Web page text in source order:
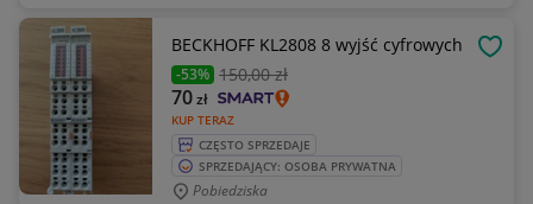
BECKHOFF KL2808 8 wyjść cyfrowych
-53% 150,00 zł
KUP TERAZ
70zł
CZĘSTO SPRZEDAJE
SPRZEDAJĄCY: OSOBA PRYWATNA
Pobiedziska